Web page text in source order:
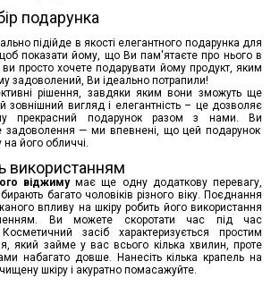
подарунка
підійде в якості елегантного подарунка для
показати йому, що Ви пам'ятаєте про нього в
просто хочете подарувати йому продукт, яким
задоволений, Ви ідеально потрапили!
рішення, завдяки яким вони зможуть ще
зовнішний вигляді елегантність– це дозволяє
прекрасний подарунок разом з нами.
Ви
задоволення — ми впевнені, що цей подарунок
його обличчі.
використанням
віджимумає ще одну додаткову перевагу,
багато чоловіків різного віку. Поєднання
впливу на шкіру робить його використання
Ви можете скоротати час під час
засіб характеризується простим
який займе у вас всього кілька хвилин, проте
набагато довше. Нанесіть кілька крапель на
шкіру і акуратно помасажуйте.